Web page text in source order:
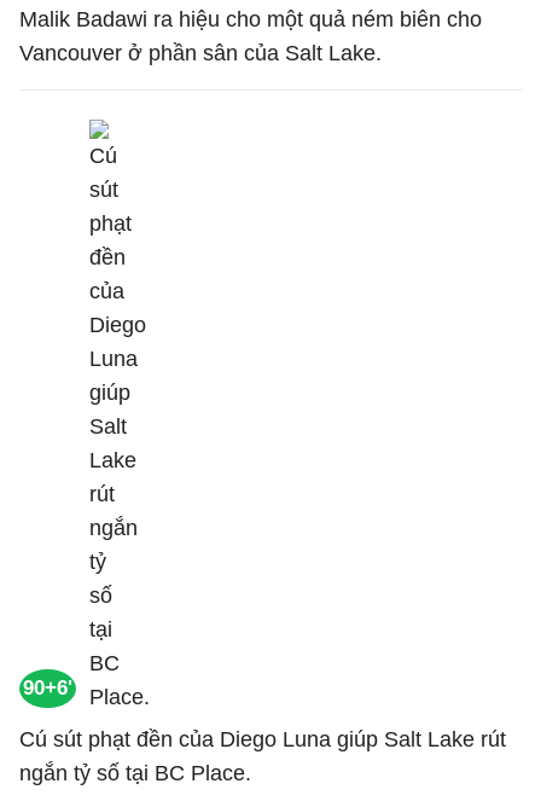
Malik Badawi ra hiệu cho một quả ném biên cho
Vancouver ở phần sân của Salt Lake.
90+6'
Cú sút phạt đền của Diego Luna giúp Salt Lake rút
ngắn tỷ số tại BC Place.